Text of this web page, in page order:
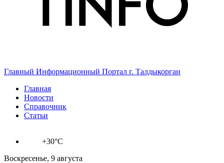
Главный Информационный Портал г. Талдыкорган
Главная
Новости
Справочник
Статьи
+30°C
Воскресенье, 9 августа